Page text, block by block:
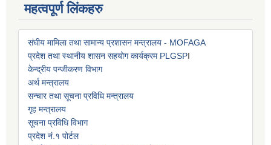
महत्वपूर्ण लिंकहरु
संघीय मामिला तथा सामान्य प्रशासन मन्त्रालय - MOFAGA
प्रदेश तथा स्थानीय शासन सहयोग कार्यक्रम PLGSPI
केन्द्रीय पन्जीकरण विभाग
अर्थ मन्त्रालय
सन्चार तथा सूचना प्रविधि मन्त्रालय
गृह मन्त्रालय
सूचना प्रविधि विभाग
प्रदेश नं.१ पोर्टल